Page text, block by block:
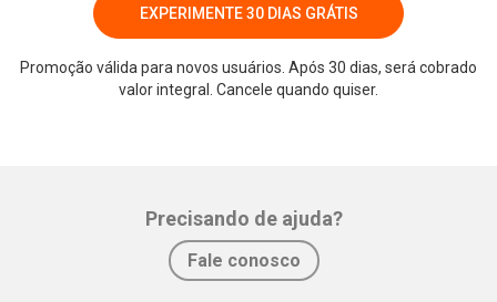
EXPERIMENTE 30 DIAS GRÁTIS
Promoção válida para novos usuários. Após 30 dias, será cobrado
valor integral. Cancele quando quiser.
Precisando de ajuda?
Fale conosco